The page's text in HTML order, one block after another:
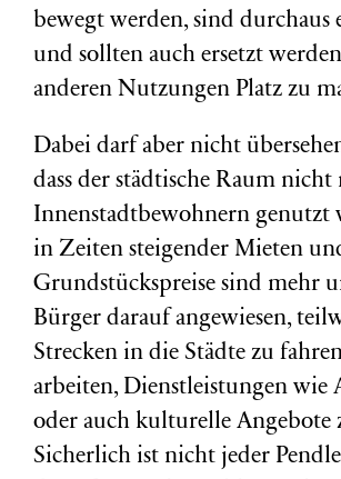
bewegt werden, sind durchaus
und sollten auch ersetzt
anderen Nutzungen Platz zu
Dabei darf aber nicht
dass der städtische Raum
Innenstadtbewohnern genutzt
in Zeiten steigender Mieten
Grundstückspreise sind mehr
Bürger darauf angewiesen,
Strecken in die Städte zu
arbeiten, Dienstleistungen wie
oder auch kulturelle Angebote
Sicherlich ist nicht jeder